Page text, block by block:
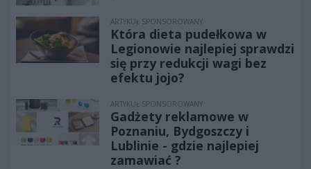
ARTYKUŁ SPONSOROWANY
Która dieta pudełkowa w
Legionowie najlepiej sprawdzi
się przy redukcji wagi bez
efektu jojo?
ARTYKUŁ SPONSOROWANY
Gadżety reklamowe w
Poznaniu, Bydgoszczy i
Lublinie - gdzie najlepiej
zamawiać ?